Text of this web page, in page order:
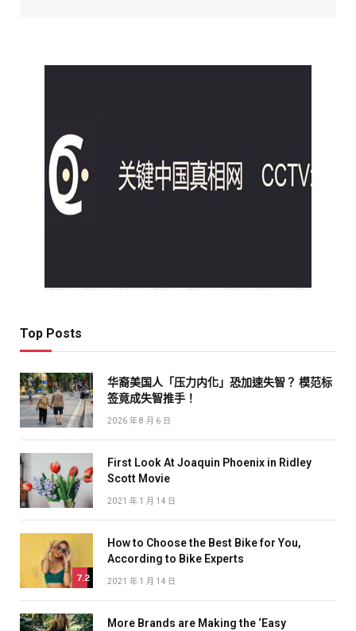
Top Posts
华裔美国人「压力内化」恐加速失智？ 模范标
签竟成失智推手！
2026 年 8 月 6 日
First Look At Joaquin Phoenix in Ridley
Scott Movie
2021 年 1 月 14 日
7.2
How to Choose the Best Bike for You,
According to Bike Experts
2021 年 1 月 14 日
More Brands are Making the ‘Easy